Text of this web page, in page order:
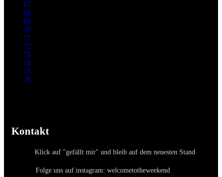
67
68
69
70
71
72
73
74
75
76
Kontakt
Klick auf "gefällt mir" und bleib auf dem neuesten Stand
Folge uns auf instagram: welcometotheweekend